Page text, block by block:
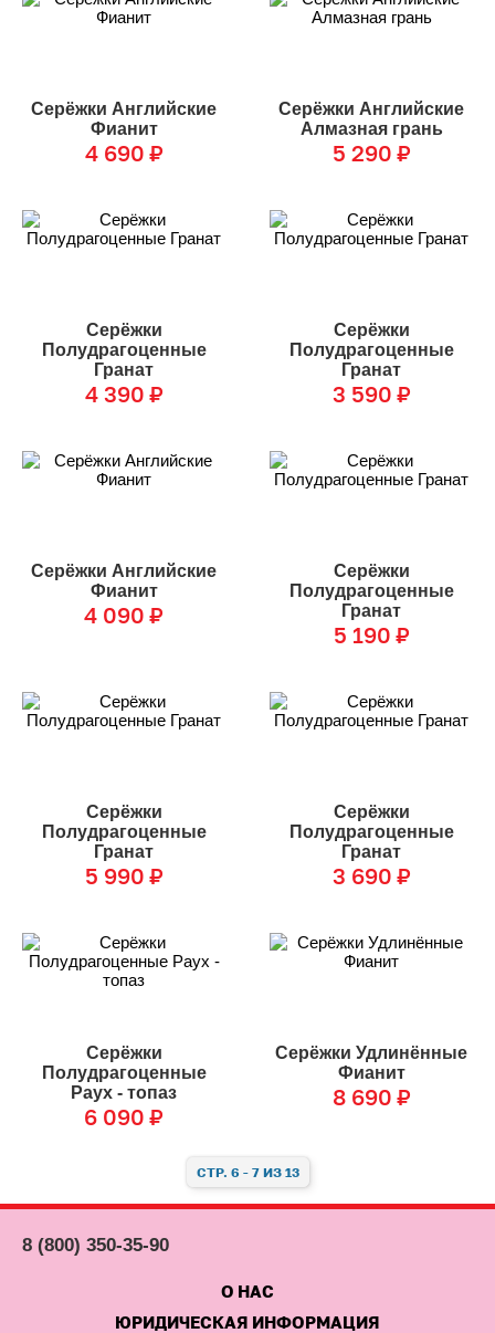
Серёжки Английские
Фианит
4 690 ₽
Серёжки Английские
Алмазная грань
5 290 ₽
Серёжки
Полудрагоценные
Гранат
4 390 ₽
Серёжки
Полудрагоценные
Гранат
3 590 ₽
Серёжки Английские
Фианит
4 090 ₽
Серёжки
Полудрагоценные
Гранат
5 190 ₽
Серёжки
Полудрагоценные
Гранат
5 990 ₽
Серёжки
Полудрагоценные
Гранат
3 690 ₽
Серёжки
Полудрагоценные
Раух - топаз
6 090 ₽
Серёжки Удлинённые
Фианит
8 690 ₽
СТР. 6 - 7 ИЗ 13
8 (800) 350-35-90
О НАС
ЮРИДИЧЕСКАЯ ИНФОРМАЦИЯ